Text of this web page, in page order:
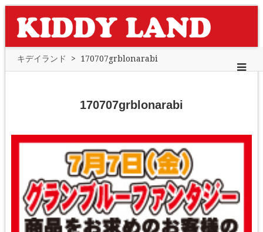
キデイランド > 170707grblonarabi
170707grblonarabi